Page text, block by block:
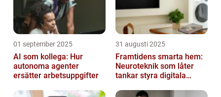
01 september 2025
AI som kollega: Hur
autonoma agenter
ersätter arbetsuppgifter
31 augusti 2025
Framtidens smarta hem:
Neuroteknik som låter
tankar styra digitala